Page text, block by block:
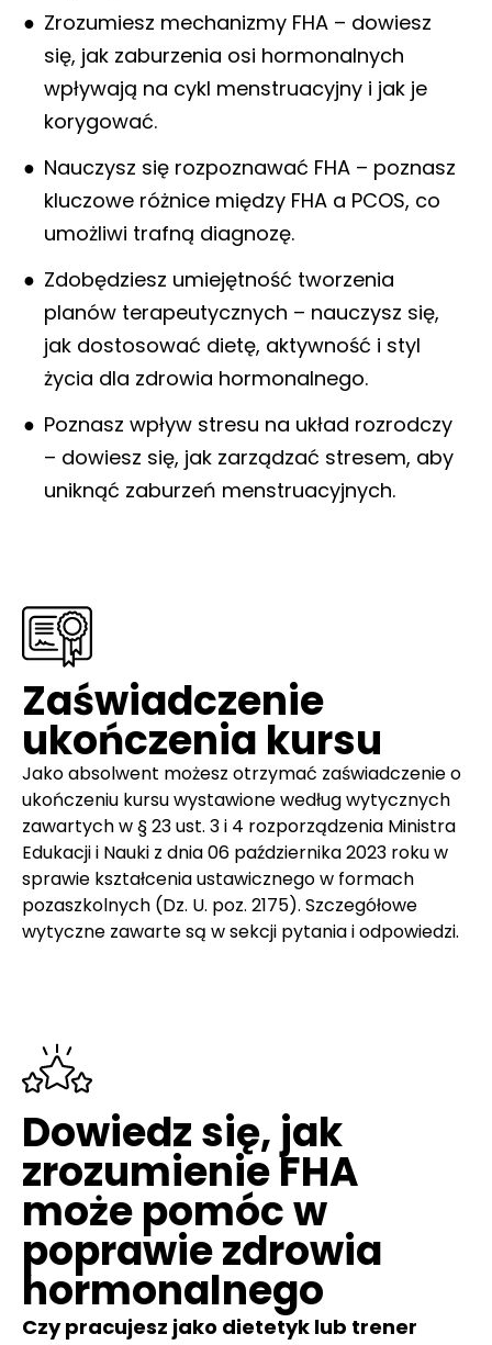
Zrozumiesz mechanizmy FHA – dowiesz
się, jak zaburzenia osi hormonalnych
wpływają na cykl menstruacyjny i jak je
korygować.
Nauczysz się rozpoznawać FHA – poznasz
kluczowe różnice między FHA a PCOS, co
umożliwi trafną diagnozę.
Zdobędziesz umiejętność tworzenia
planów terapeutycznych – nauczysz się,
jak dostosować dietę, aktywność i styl
życia dla zdrowia hormonalnego.
Poznasz wpływ stresu na układ rozrodczy
– dowiesz się, jak zarządzać stresem, aby
uniknąć zaburzeń menstruacyjnych.
Zaświadczenie
ukończenia kursu
Jako absolwent możesz otrzymać zaświadczenie o
ukończeniu kursu wystawione według wytycznych
zawartych w § 23 ust. 3 i 4 rozporządzenia Ministra
Edukacji i Nauki z dnia 06 października 2023 roku w
sprawie kształcenia ustawicznego w formach
pozaszkolnych (Dz. U. poz. 2175). Szczegółowe
wytyczne zawarte są w sekcji pytania i odpowiedzi.
Dowiedz się, jak
zrozumienie FHA
może pomóc w
poprawie zdrowia
hormonalnego
Czy pracujesz jako dietetyk lub trener